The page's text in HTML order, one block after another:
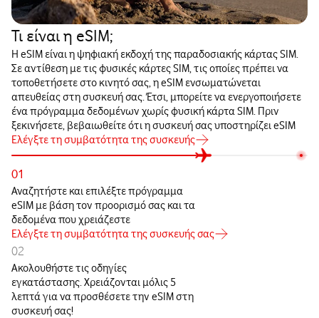
Τι είναι η eSIM;
Η eSIM είναι η ψηφιακή εκδοχή της παραδοσιακής κάρτας SIM.
Σε αντίθεση με τις φυσικές κάρτες SIM, τις οποίες πρέπει να
τοποθετήσετε στο κινητό σας, η eSIM ενσωματώνεται
απευθείας στη συσκευή σας. Έτσι, μπορείτε να ενεργοποιήσετε
ένα πρόγραμμα δεδομένων χωρίς φυσική κάρτα SIM. Πριν
ξεκινήσετε, βεβαιωθείτε ότι η συσκευή σας υποστηρίζει eSIM
Ελέγξτε τη συμβατότητα της συσκευής
01
Αναζητήστε και επιλέξτε πρόγραμμα
eSIM με βάση τον προορισμό σας και τα
δεδομένα που χρειάζεστε
Ελέγξτε τη συμβατότητα της συσκευής σας
02
Ακολουθήστε τις οδηγίες
εγκατάστασης. Χρειάζονται μόλις 5
λεπτά για να προσθέσετε την eSIM στη
συσκευή σας!